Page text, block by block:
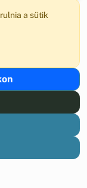
a sütik